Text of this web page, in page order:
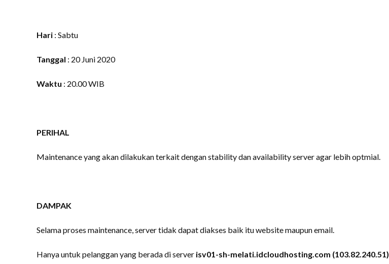
Hari : Sabtu
Tanggal : 20 Juni 2020
Waktu : 20.00 WIB
PERIHAL
Maintenance yang akan dilakukan terkait dengan stability dan availability server agar lebih optmial.
DAMPAK
Selama proses maintenance, server tidak dapat diakses baik itu website maupun email.
Hanya untuk pelanggan yang berada di server isv01-sh-melati.idcloudhosting.com (103.82.240.51)